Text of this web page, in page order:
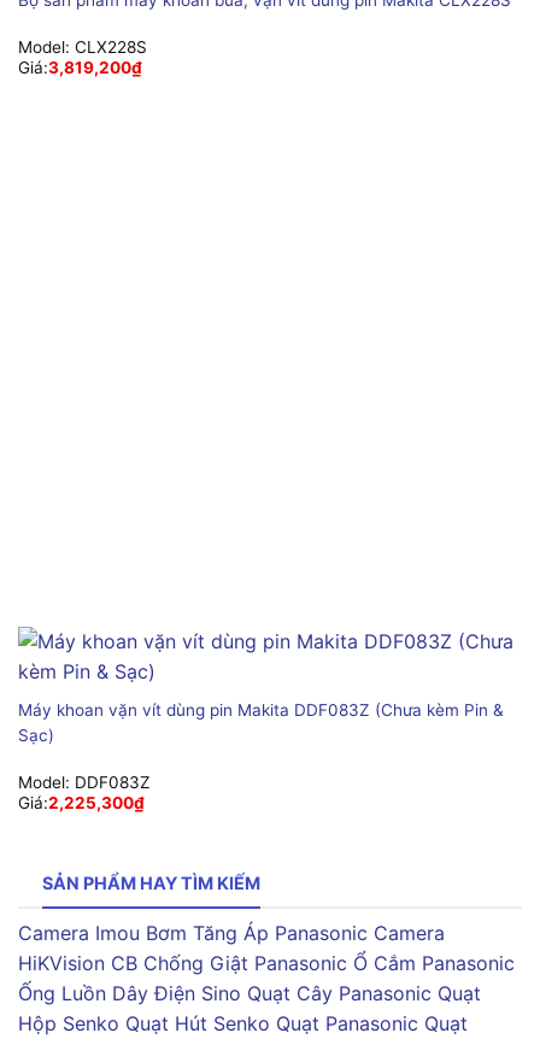
Model: CLX228S
Giá:3,819,200₫
Máy khoan vặn vít dùng pin Makita DDF083Z (Chưa kèm Pin &
Sạc)
Model: DDF083Z
Giá:2,225,300₫
SẢN PHẨM HAY TÌM KIẾM
Camera Imou Bơm Tăng Áp Panasonic Camera
HiKVision CB Chống Giật Panasonic Ổ Cắm Panasonic
Ống Luồn Dây Điện Sino Quạt Cây Panasonic Quạt
Hộp Senko Quạt Hút Senko Quạt Panasonic Quạt